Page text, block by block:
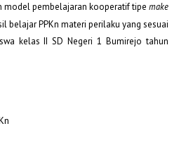
model pembelajaran kooperatif tipe make
belajar PPKn materi perilaku yang sesuai
kelas II SD Negeri 1 Bumirejo tahun